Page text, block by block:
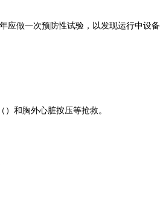
应做一次预防性试验，以发现运行中设备
和胸外心脏按压等抢救。